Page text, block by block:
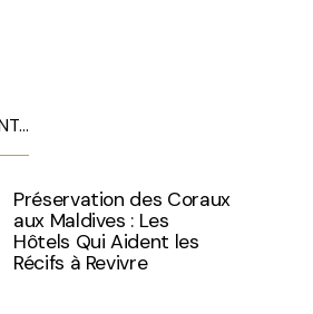
Préservation des Coraux
aux Maldives : Les
Hôtels Qui Aident les
Récifs à Revivre